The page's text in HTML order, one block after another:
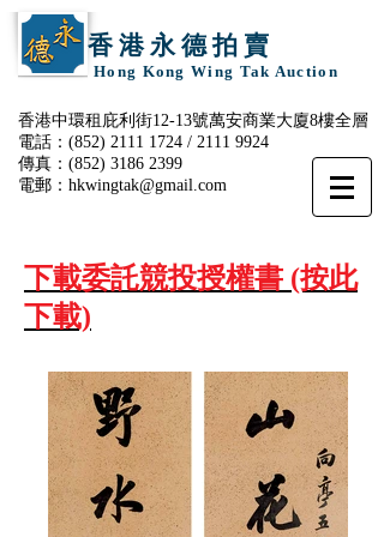
香 港 永 德 拍 賣
Hong Kong Wing Tak Auction
香港中環租庇利街12-13號萬安商業大廈8樓全層
電話：(852) 2111 1724 / 2111 9924
傳真：(852) 3186 2399
電郵： hkwingtak@gmail.com
下載委託競投授權書 (按此
下載)